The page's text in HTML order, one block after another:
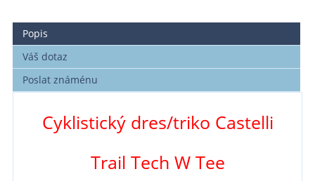
Popis
Váš dotaz
Poslat známénu
Cyklistický dres/triko Castelli
Trail Tech W Tee